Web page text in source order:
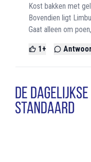
Kost bakken met
Bovendien ligt
Gaat alleen om
1+